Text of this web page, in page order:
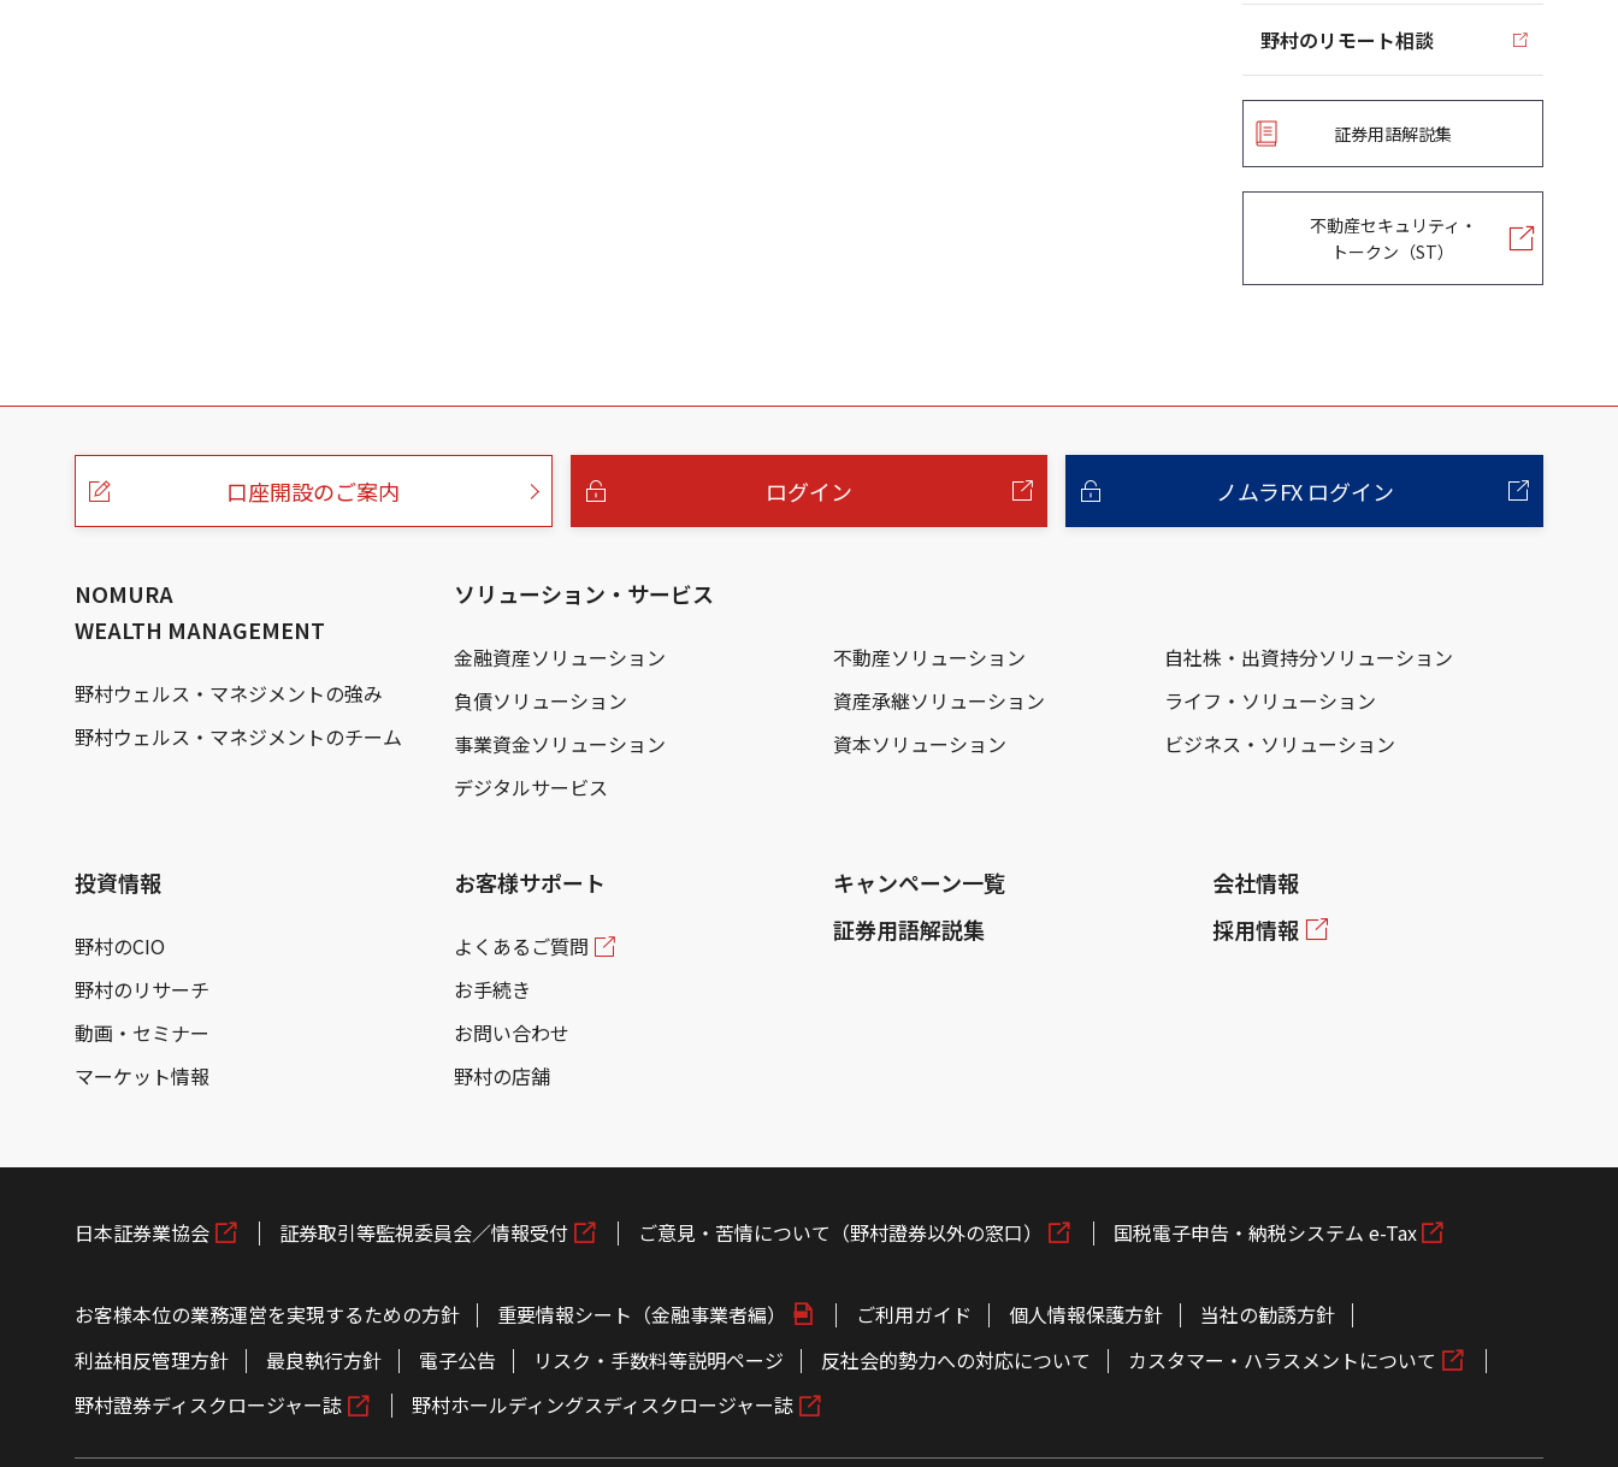
野村のリモート相談
証券用語解説集
不動産セキュリティ・
トークン（ST）
こ
口座開設のご案内 ログイン ノムラFX ログイン
NOMURA
WEALTH MANAGEMENT
野村ウェルス・マネジメントの強み
野村ウェルス・マネジメントのチーム
ソリューション・サービス
金融資産ソリューション 不動産ソリューション
自社株・出資持分ソリューション
負債ソリューション
資産承継ソリューション
ライフ・ソリューション
事業資金ソリューション
資本ソリューション
ビジネス・ソリューション
デジタルサービス
投資情報
野村のCIO
野村のリサーチ
動画・セミナー
マーケット情報
お客様サポート
よくあるご質問
お手続き
お問い合わせ
野村の店舗
キャンペーン一覧
証券用語解説集
会社情報
採用情報
日本証券業協会 証券取引等監視委員会／情報受付 ご意見・苦情について（野村證券以外の窓口） 国税電子申告・納税システム e-Tax
お客様本位の業務運営を実現するための方針 重要情報シート（金融事業者編） ご利用ガイド 個人情報保護方針
当社の勧誘方針
利益相反管理方針
最良執行方針 電子公告 リスク・手数料等説明ページ 反社会的勢力への対応について
カスタマー・ハラスメントについて
野村證券ディスクロージャー誌
野村ホールディングスディスクロージャー誌